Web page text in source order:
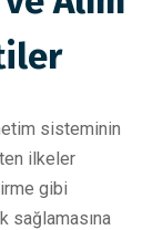
sisteminin
ilkeler
gibi
sağlamasına